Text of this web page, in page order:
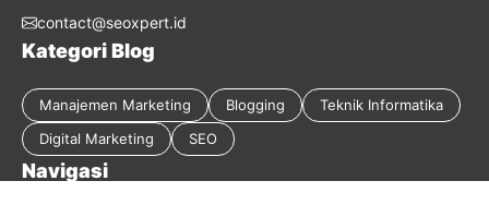
contact@seoxpert.id
Kategori Blog
Manajemen Marketing Blogging
Teknik Informatika
Digital Marketing
SEO
Navigasi